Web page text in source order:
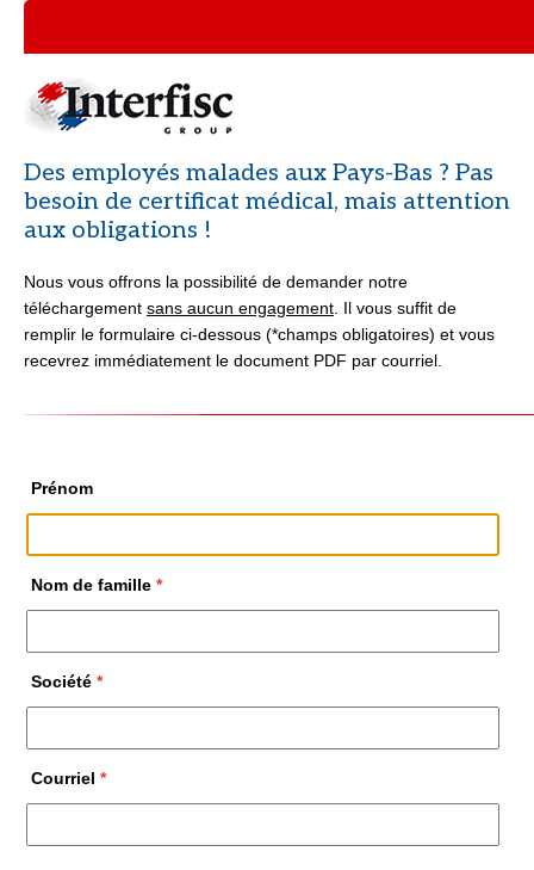
Des employés malades aux Pays-Bas ? Pas
besoin de certificat médical, mais attention
aux obligations !
Nous vous offrons la possibilité de demander notre
téléchargement sans aucun engagement . Il vous suffit de
remplir le formulaire ci-dessous (*champs obligatoires) et vous
recevrez immédiatement le document PDF par courriel.
Prénom
Nom de famille *
Société *
Courriel *